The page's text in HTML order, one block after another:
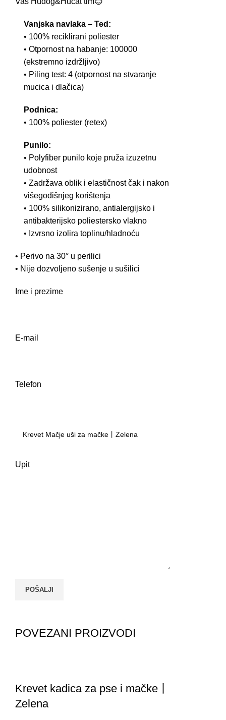
Vanjska navlaka – Ted:
• 100% reciklirani poliester
• Otpornost na habanje: 100000
(ekstremno izdržljivo)
• Piling test: 4 (otpornost na stvaranje
mucica i dlačica)
Podnica:
• 100% poliester (retex)
Punilo:
• Polyfiber punilo koje pruža izuzetnu
udobnost
• Zadržava oblik i elastičnost čak i nakon
višegodišnjeg korištenja
• 100% silikonizirano, antialergijsko i
antibakterijsko poliestersko vlakno
• Izvrsno izolira toplinu/hladnoću
• Perivo na 30° u perilici
• Nije dozvoljeno sušenje u sušilici
Ime i prezime
E-mail
Telefon
Upit
POVEZANI PROIZVODI
Krevet kadica za pse i mačke丨
Zelena